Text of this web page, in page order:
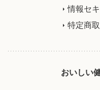
情報セ
特定商
おいしい